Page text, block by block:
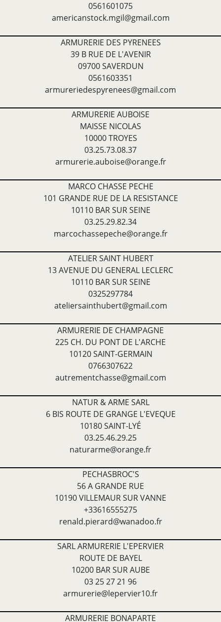
0561601075
americanstock.mgil@gmail.com
ARMURERIE DES PYRENEES
39 B RUE DE L'AVENIR
09700 SAVERDUN
0561603351
armureriedespyrenees@gmail.com
ARMURERIE AUBOISE
MAISSE NICOLAS
10000 TROYES
03.25.73.08.37
armurerie.auboise@orange.fr
MARCO CHASSE PECHE
101 GRANDE RUE DE LA RESISTANCE
10110 BAR SUR SEINE
03.25.29.82.34
marcochassepeche@orange.fr
ATELIER SAINT HUBERT
13 AVENUE DU GENERAL LECLERC
10110 BAR SUR SEINE
0325297784
ateliersainthubert@gmail.com
ARMURERIE DE CHAMPAGNE
225 CH. DU PONT DE L'ARCHE
10120 SAINT-GERMAIN
0766307622
autrementchasse@gmail.com
NATUR & ARME SARL
6 BIS ROUTE DE GRANGE L'EVEQUE
10180 SAINT-LYÉ
03.25.46.29.25
naturarme@orange.fr
PECHASBROC'S
56 A GRANDE RUE
10190 VILLEMAUR SUR VANNE
+33616555275
renald.pierard@wanadoo.fr
SARL ARMURERIE L'EPERVIER
ROUTE DE BAYEL
10200 BAR SUR AUBE
03 25 27 21 96
armurerie@lepervier10.fr
ARMURERIE BONAPARTE